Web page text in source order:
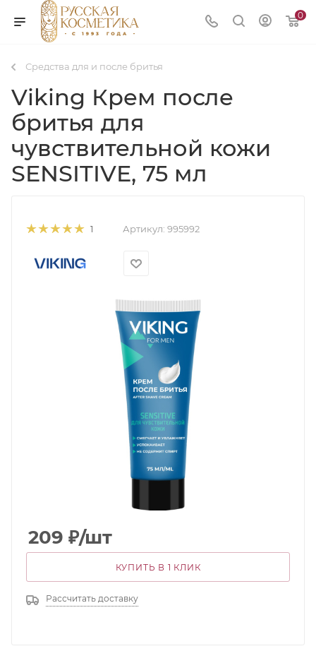
0
Средства для и после бритья
Viking Крем после
бритья для
чувствительной кожи
SENSITIVE, 75 мл
1 Артикул: 995992
209 ₽/шт
КУПИТЬ В 1 КЛИК
Рассчитать доставку